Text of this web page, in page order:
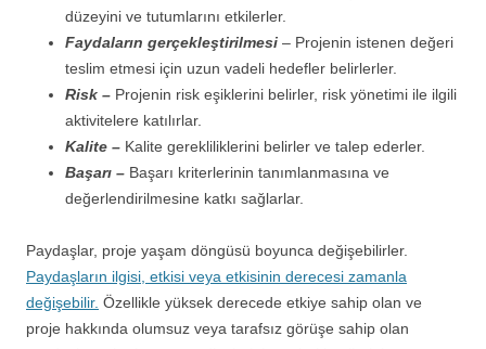
düzeyini ve tutumlarını etkilerler.
Faydaların gerçekleştirilmesi – Projenin istenen değeri
teslim etmesi için uzun vadeli hedefler belirlerler.
Risk – Projenin risk eşiklerini belirler, risk yönetimi ile ilgili
aktivitelere katılırlar.
Kalite – Kalite gerekliliklerini belirler ve talep ederler.
Başarı – Başarı kriterlerinin tanımlanmasına ve
değerlendirilmesine katkı sağlarlar.
Paydaşlar, proje yaşam döngüsü boyunca değişebilirler.
Paydaşların ilgisi, etkisi veya etkisinin derecesi zamanla
değişebilir. Özellikle yüksek derecede etkiye sahip olan ve
proje hakkında olumsuz veya tarafsız görüşe sahip olan